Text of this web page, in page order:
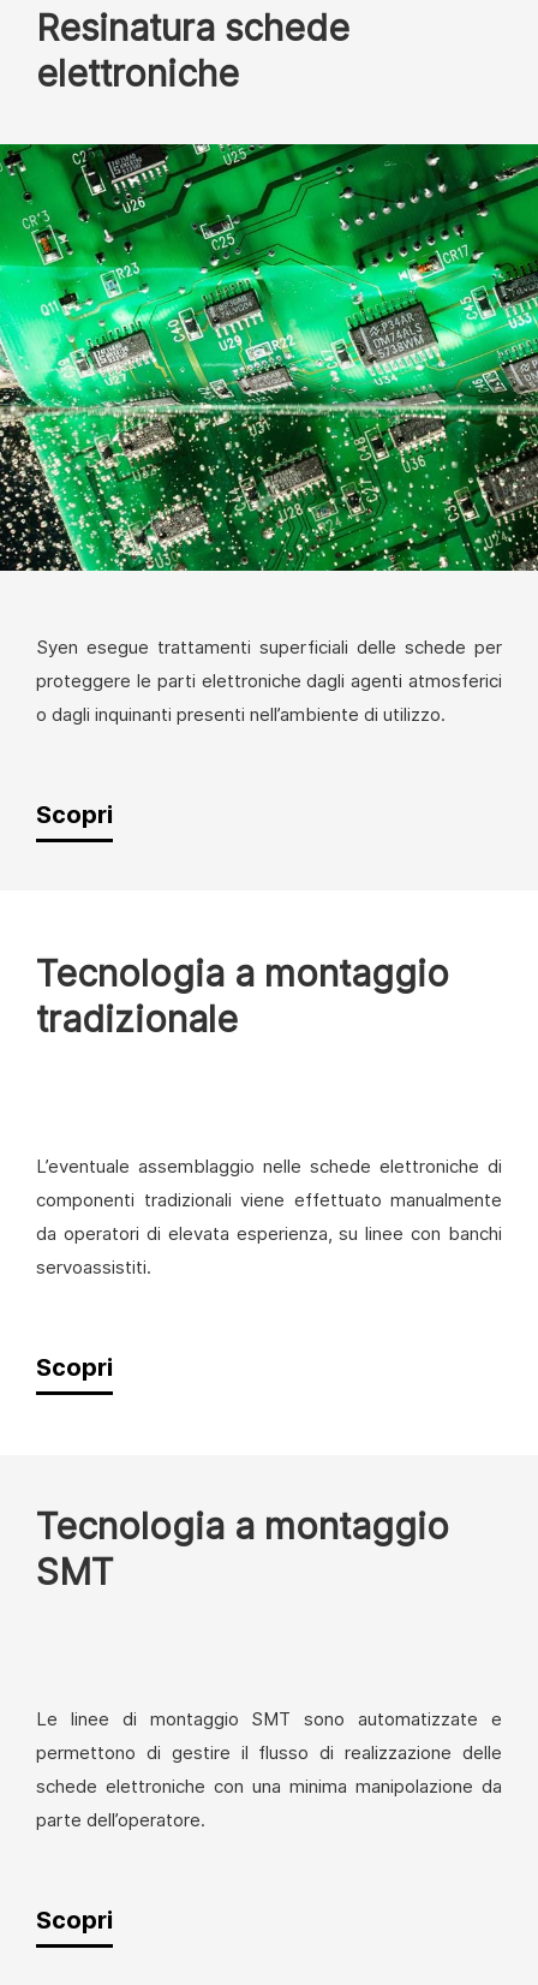
Syen esegue trattamenti superficiali delle schede per
proteggere le parti elettroniche dagli agenti atmosferici
o dagli inquinanti presenti nell’ambiente di utilizzo.
Scopri
Resinatura schede
elettroniche
Tecnologia a montaggio
tradizionale
L’eventuale assemblaggio nelle schede elettroniche di
componenti tradizionali viene effettuato manualmente
da operatori di elevata esperienza, su linee con banchi
servoassistiti.
Scopri
Le linee di montaggio SMT sono automatizzate e
permettono di gestire il flusso di realizzazione delle
schede elettroniche con una minima manipolazione da
parte dell’operatore.
Scopri
Tecnologia a montaggio
SMT